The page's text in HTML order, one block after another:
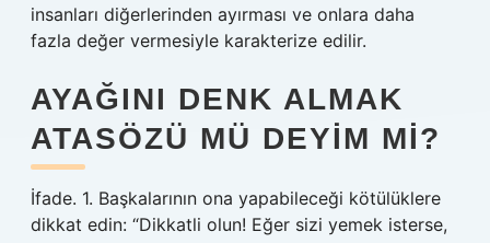
insanları diğerlerinden ayırması ve onlara daha
fazla değer vermesiyle karakterize edilir.
AYAĞINI DENK ALMAK
ATASÖZÜ MÜ DEYIM MI?
İfade. 1. Başkalarının ona yapabileceği kötülüklere
dikkat edin: “Dikkatli olun! Eğer sizi yemek isterse,